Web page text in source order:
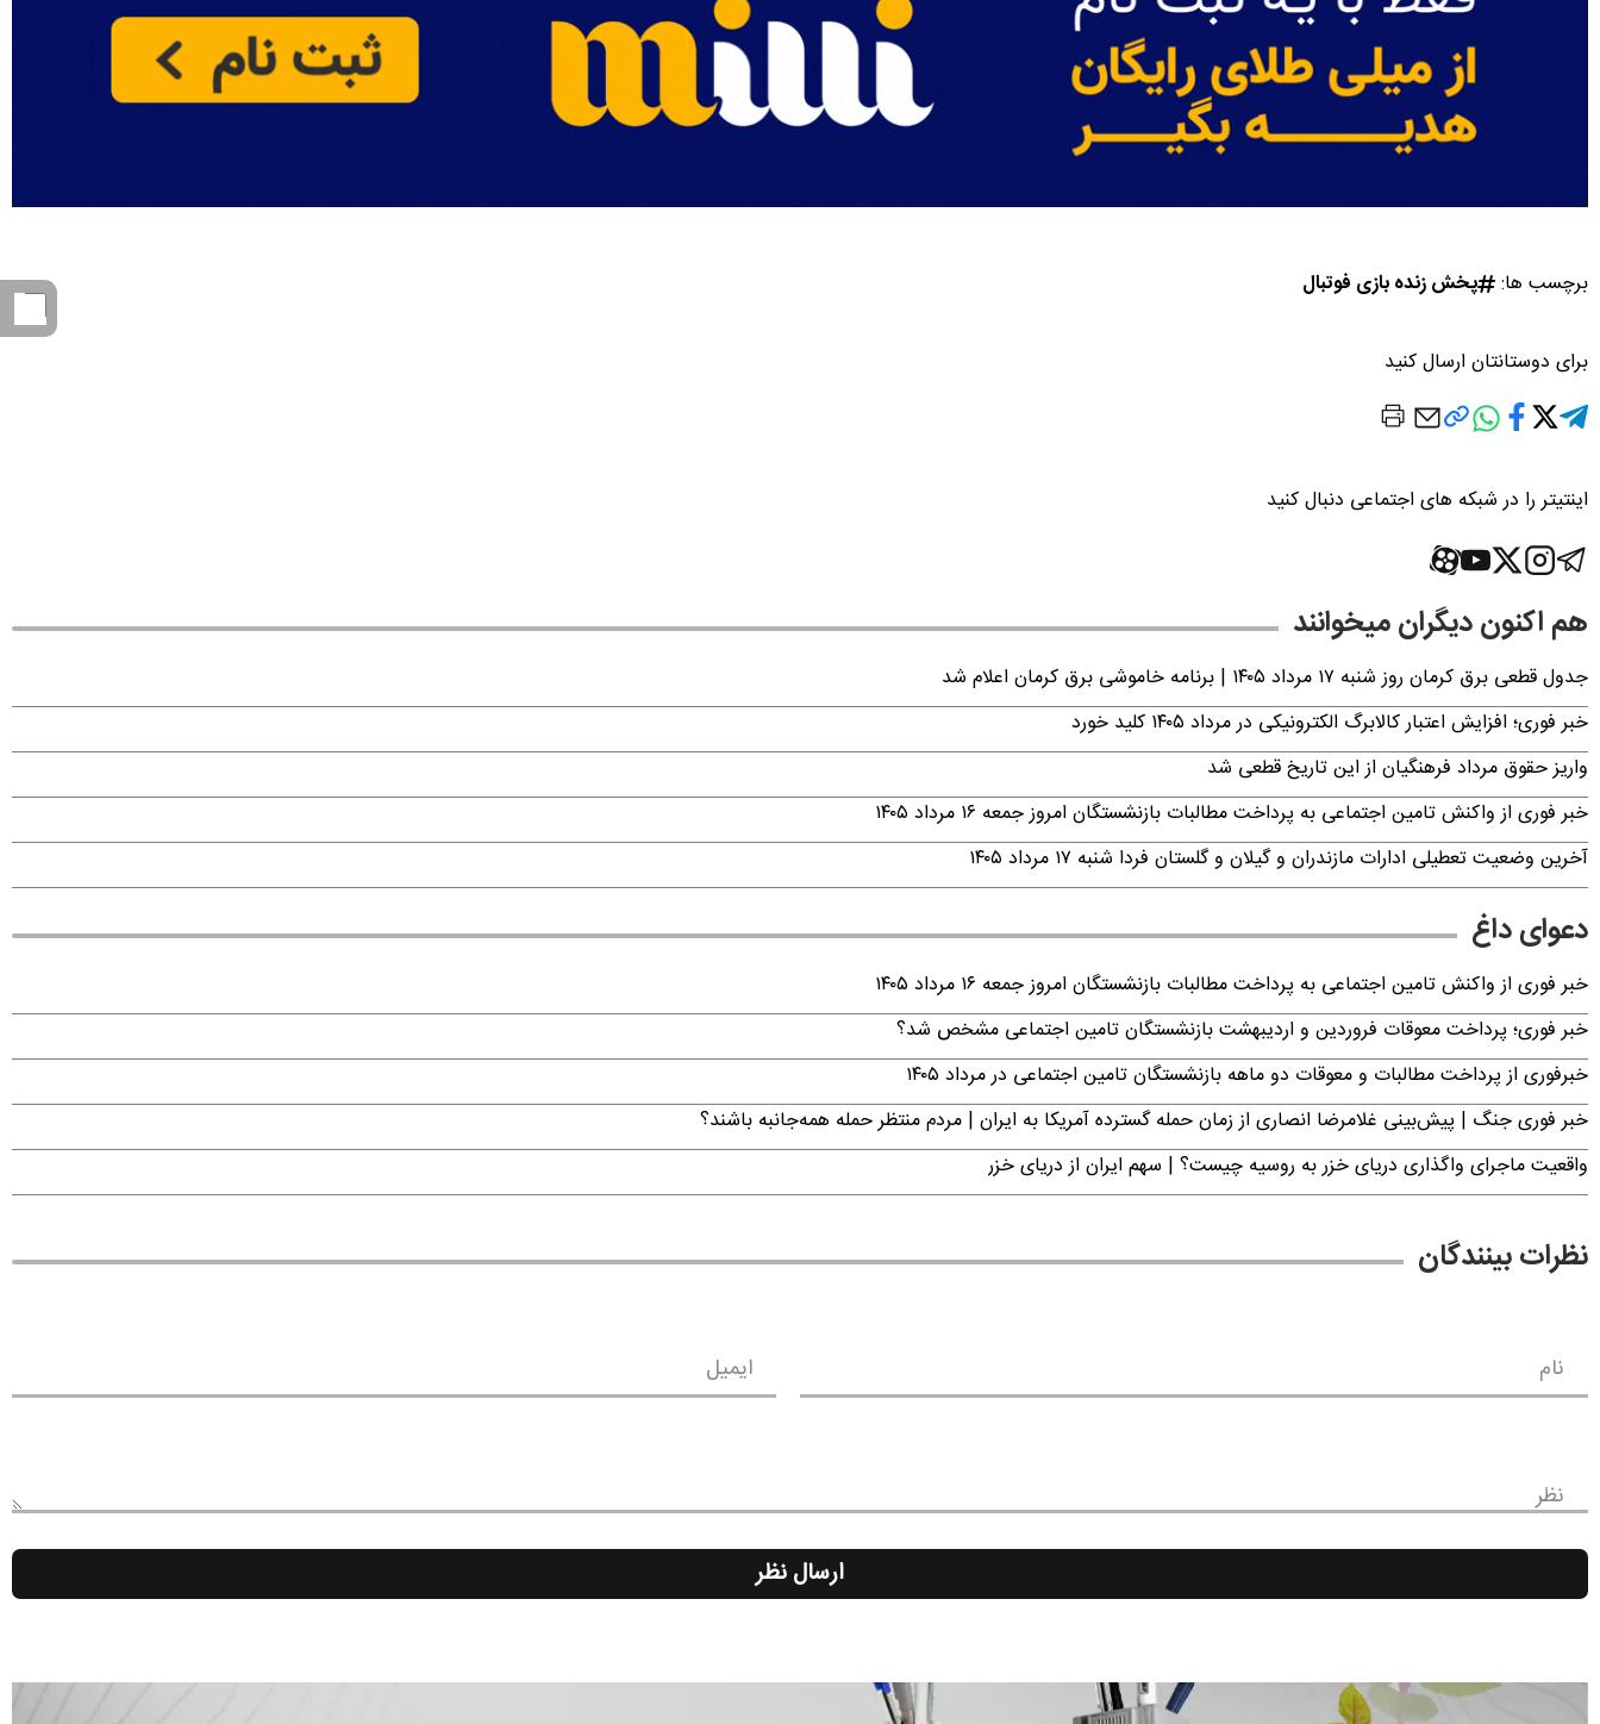
برچسب ها: پخش زنده بازی فوتبال
برای دوستانتان ارسال کنید
اینتیتر را در شبکه های اجتماعی دنبال کنید
هم اکنون دیگران میخوانند
جدول قطعی برق کرمان روز شنبه ۱۷ مرداد ۱۴۰۵ | برنامه خاموشی برق کرمان اعلام شد
خبر فوری؛ افزایش اعتبار کالابرگ الکترونیکی در مرداد ۱۴۰۵ کلید خورد
واریز حقوق مرداد فرهنگیان از این تاریخ قطعی شد
خبر فوری از واکنش تامین اجتماعی به پرداخت مطالبات بازنشستگان امروز جمعه ۱۶ مرداد ۱۴۰۵
آخرین وضعیت تعطیلی ادارات مازندران و گیلان و گلستان فردا شنبه ۱۷ مرداد ۱۴۰۵
دعوای داغ
خبر فوری از واکنش تامین اجتماعی به پرداخت مطالبات بازنشستگان امروز جمعه ۱۶ مرداد ۱۴۰۵
خبر فوری؛ پرداخت معوقات فروردین و اردیبهشت بازنشستگان تامین اجتماعی مشخص شد؟
خبرفوری از پرداخت مطالبات و معوقات دو ماهه بازنشستگان تامین اجتماعی در مرداد ۱۴۰۵
خبر فوری جنگ | پیش‌بینی غلامرضا انصاری از زمان حمله گسترده آمریکا به ایران | مردم منتظر حمله همه‌جانبه باشند؟
واقعیت ماجرای واگذاری دریای خزر به روسیه چیست؟ | سهم ایران از دریای خزر
نظرات بینندگان
نام ایمیل
نظر
ارسال نظر